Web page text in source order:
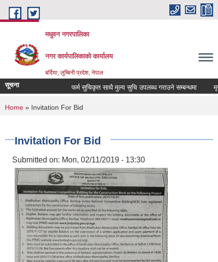
Skip to main content
मधुवन नगरपालिका
नगर कार्यपालिकाको कार्यालय
बर्दिया, लुम्बिनी प्रदेश, नेपाल
सूचना फर्म सुचिकृत साथै मुल्य सुचि उपलब्ध गराउने सम्बन्धमा
You are here
Home » Invitation For Bid
Invitation For Bid
Submitted on: Mon, 02/11/2019 - 13:30